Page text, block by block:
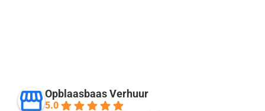
Opblaasbaas Verhuur
5.0